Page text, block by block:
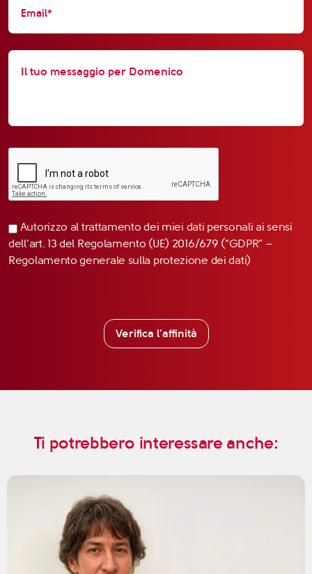
Autorizzo al trattamento dei miei dati personali ai sensi
dell’art. 13 del Regolamento (UE) 2016/679 (“GDPR” –
Regolamento generale sulla protezione dei dati)
Verifica l'affinità
Ti potrebbero interessare anche: